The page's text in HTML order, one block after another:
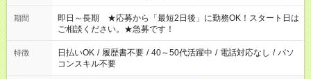
その他にも勤務時間多数！ 日勤のみ、残業なし、交替制など
ご希望を教えてください！
期間
即日～長期 ★応募から「最短2日後」に勤務OK！スタート日は
ご相談ください。★急募です！
特徴 日払いOK / 履歴書不要 / 40～50代活躍中 / 電話対応なし / パソ
コンスキル不要